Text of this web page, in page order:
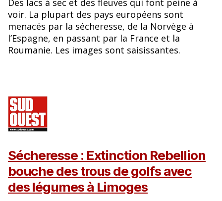
voir. La plupart des pays européens sont
menacés par la sécheresse, de la Norvège à
l’Espagne, en passant par la France et la
Roumanie. Les images sont saisissantes.
Sécheresse : Extinction Rebellion
bouche des trous de golfs avec
des légumes à Limoges